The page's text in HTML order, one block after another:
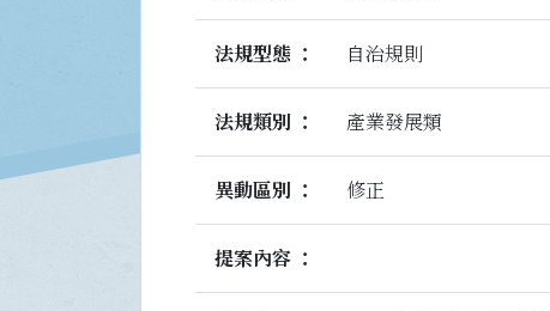
法規型態 自治規則
法規類別 產業發展類
異動區別 修正
提案內容